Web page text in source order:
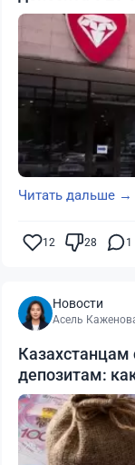
Читать дальше →
12 28 1
Новости
Асель
Казахстанцам
депозитам: